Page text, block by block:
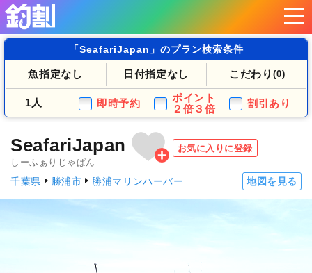
「SeafariJapan」のプラン検索条件
魚指定なし 日付指定なし こだわり (0)
1人 即時予約
ポイント
２倍３倍
割引あり
SeafariJapan
しーふぁりじゃぱん
お気に入りに登録
千葉県 勝浦市 勝浦マリンハーバー 地図を見る